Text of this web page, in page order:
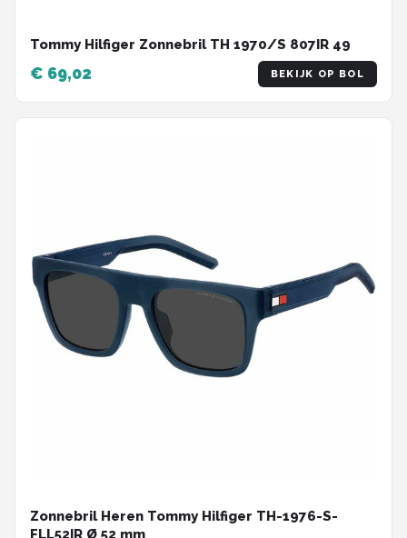
Tommy Hilfiger Zonnebril TH 1970/S 807IR 49
€ 69,02 BEKIJK OP BOL
Zonnebril Heren Tommy Hilfiger TH-1976-S-
FLL52IR Ø 52 mm